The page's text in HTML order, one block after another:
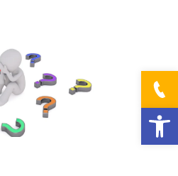
Ouvrir la